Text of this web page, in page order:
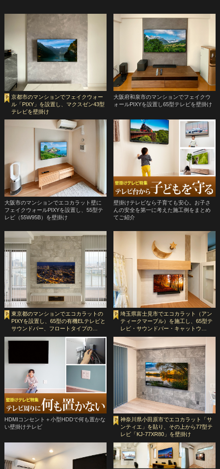
京都市のマンションでフェイクウォー
ル「PIXY」を設置し、マクスゼン43型
テレビを壁掛け
大阪府和泉市のマンションでフェイクウ
ォールPIXYを設置し65型テレビを壁掛け
大阪市のマンションでエコカラット壁に
フェイクウォールPIXYを設置し、55型テ
レビ（55W95B）を壁掛け
壁掛けテレビなら子育ても安心。お子さ
んの安全を第一に考えた施工例をまとめ
てご紹介
東京都のマンションでエコカラットの
PIXYを設置し、65型の有機ELテレビと
サウンドバー、フロートタイプの…
埼玉県富士見市でエコカラット（アン
ティークマーブル）を施工し、65型テ
レビ・サウンドバー・キャットウ…
HDMIコンセント＋小型HDDで何も置かな
い壁掛けテレビ
神奈川県小田原市でエコカラット「サ
ンティエ」を貼り、その上から77型テ
レビ「KJ-77XR80」を壁掛け